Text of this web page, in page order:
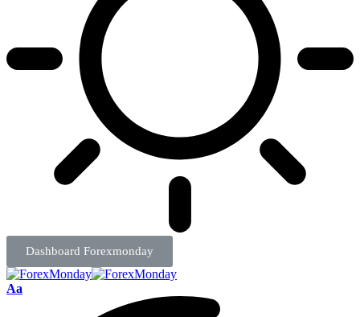
Dashboard Forexmonday
Aa